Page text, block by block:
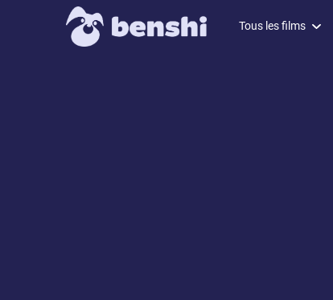
Tous les films